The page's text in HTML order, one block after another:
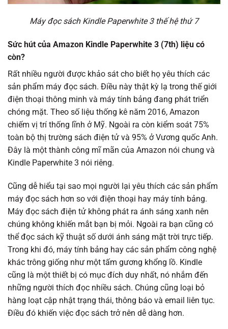
Máy đọc sách Kindle Paperwhite 3 thế hệ thứ 7
Sức hút của Amazon Kindle Paperwhite 3 (7th) liệu có
còn?
Rất nhiều người được khảo sát cho biết họ yêu thích các
sản phẩm máy đọc sách. Điều này thật kỳ lạ trong thế giới
điện thoại thông minh và máy tính bảng đang phát triển
chóng mặt. Theo số liệu thống kê năm 2016, Amazon
chiếm vị trí thống lĩnh ở Mỹ. Ngoài ra còn kiểm soát 75%
toàn bộ thị trường sách điện tử và 95% ở Vương quốc Anh.
Đây là một thành công mĩ mãn của Amazon nói chung và
Kindle Paperwhite 3 nói riêng.
Cũng dễ hiểu tại sao mọi người lại yêu thích các sản phẩm
máy đọc sách hơn so với điện thoại hay máy tính bảng.
Máy đọc sách điện tử không phát ra ánh sáng xanh nên
chúng không khiến mắt bạn bị mỏi. Ngoài ra bạn cũng có
thể đọc sách kỹ thuật số dưới ánh sáng mặt trời trực tiếp.
Trong khi đó, máy tính bảng hay các sản phẩm công nghệ
khác trông giống như một tấm gương khổng lồ. Kindle
cũng là một thiết bị có mục đích duy nhất, nó nhắm đến
những người thích đọc nhiều sách. Chúng cũng loại bỏ
hàng loạt cập nhật trạng thái, thông báo và email liên tục.
Điều đó khiến việc đọc sách trở nên dễ dàng hơn.